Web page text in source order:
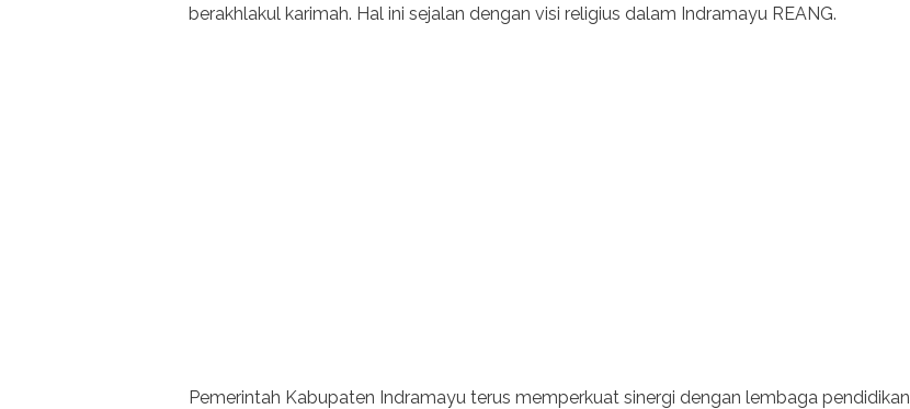
berakhlakul karimah. Hal ini sejalan dengan visi religius dalam Indramayu REANG.
Pemerintah Kabupaten Indramayu terus memperkuat sinergi dengan lembaga pendidikan,